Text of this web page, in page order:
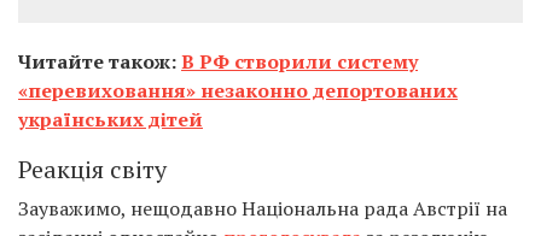
Читайте також:В РФ створили систему
«перевиховання» незаконно депортованих
українських дітей
Реакція світу
Зауважимо, нещодавно Національна рада Австрії на